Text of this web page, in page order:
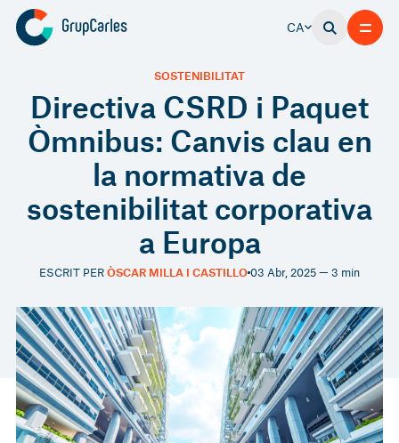
CA
Directiva CSRD i Paquet
Òmnibus: Canvis clau en
la normativa de
sostenibilitat corporativa
a Europa
SOSTENIBILITAT
ESCRIT PERÒSCAR MILLA I CASTILLO03 Abr, 2025 — 3 min